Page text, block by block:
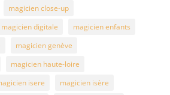
magicien close-up
magicien digitale
magicien enfants
magicien genève
magicien haute-loire
isere
magicien isère